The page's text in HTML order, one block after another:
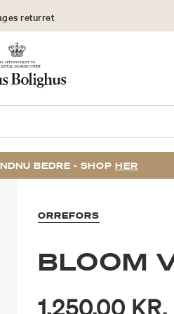
returret
BEDRE - SHOP HER
ORREFORS
BLOOM
1.250,00 KR.